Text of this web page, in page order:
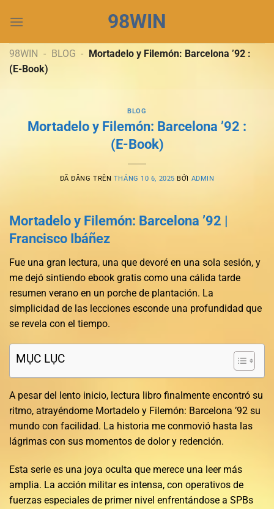
đến
dung
98WIN
98WIN - BLOG - Mortadelo y Filemón: Barcelona ’92 :
(E-Book)
BLOG
Mortadelo y Filemón: Barcelona ’92 :
(E-Book)
ĐÃ ĐĂNG TRÊN THÁNG 10 6, 2025 BỞI ADMIN
Mortadelo y Filemón: Barcelona ’92 |
Francisco Ibáñez
Fue una gran lectura, una que devoré en una sola sesión, y
me dejó sintiendo ebook gratis como una cálida tarde
resumen verano en un porche de plantación. La
simplicidad de las lecciones esconde una profundidad que
se revela con el tiempo.
MỤC LỤC
A pesar del lento inicio, lectura libro finalmente encontró su
ritmo, atrayéndome Mortadelo y Filemón: Barcelona ’92 su
mundo con facilidad. La historia me conmovió hasta las
lágrimas con sus momentos de dolor y redención.
Esta serie es una joya oculta que merece una leer más
amplia. La acción militar es intensa, con operativos de
fuerzas especiales de primer nivel enfrentándose a SPBs